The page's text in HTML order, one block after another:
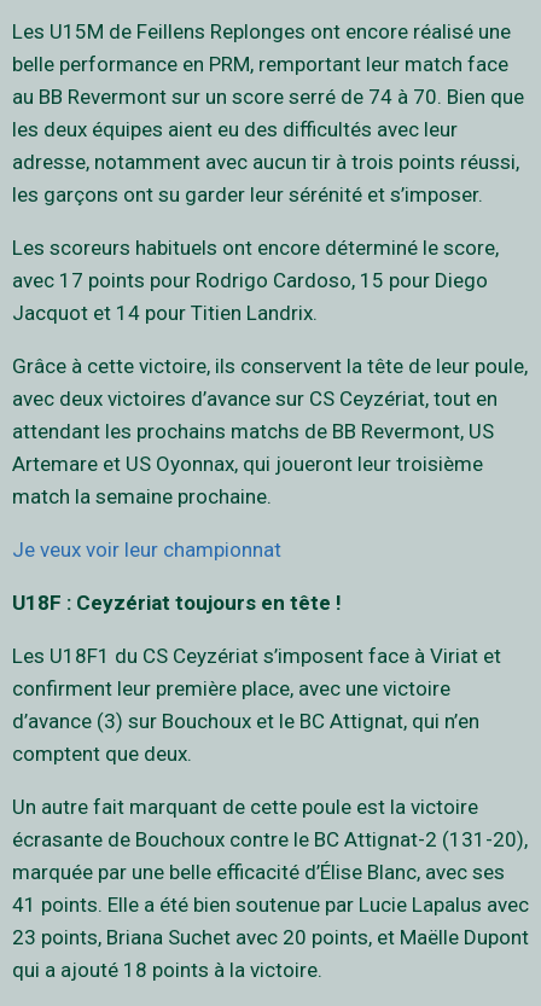
Les U15M de Feillens Replonges ont encore réalisé une
belle performance en PRM, remportant leur match face
au BB Revermont sur un score serré de 74 à 70. Bien que
les deux équipes aient eu des difficultés avec leur
adresse, notamment avec aucun tir à trois points réussi,
les garçons ont su garder leur sérénité et s’imposer.
Les scoreurs habituels ont encore déterminé le score,
avec 17 points pour Rodrigo Cardoso, 15 pour Diego
Jacquot et 14 pour Titien Landrix.
Grâce à cette victoire, ils conservent la tête de leur poule,
avec deux victoires d’avance sur CS Ceyzériat, tout en
attendant les prochains matchs de BB Revermont, US
Artemare et US Oyonnax, qui joueront leur troisième
match la semaine prochaine.
Je veux voir leur championnat
U18F : Ceyzériat toujours en tête !
Les U18F1 du CS Ceyzériat s’imposent face à Viriat et
confirment leur première place, avec une victoire
d’avance (3) sur Bouchoux et le BC Attignat, qui n’en
comptent que deux.
Un autre fait marquant de cette poule est la victoire
écrasante de Bouchoux contre le BC Attignat-2 (131-20),
marquée par une belle efficacité d’Élise Blanc, avec ses
41 points. Elle a été bien soutenue par Lucie Lapalus avec
23 points, Briana Suchet avec 20 points, et Maëlle Dupont
qui a ajouté 18 points à la victoire.